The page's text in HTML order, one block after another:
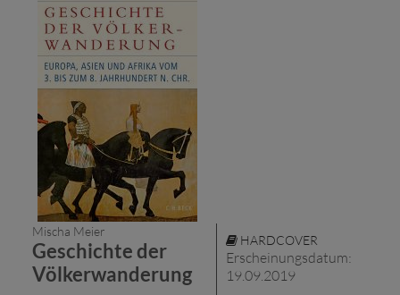
Mischa Meier
Geschichte der
Völkerwanderung
HARDCOVER
Erscheinungsdatum:
19.09.2019